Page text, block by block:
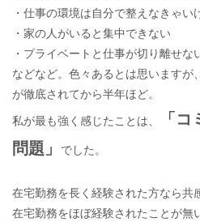
・仕事の環境は自分で整えなきゃい
・家の人がいると集中できない
・プライベートと仕事が切り離せな
などなど。色々あるとは思いますが
が徹底されてから半年ほど。
私が最も強く感じたことは、
「
問題」
でした。
在宅勤務を長く経験された方なら共
在宅勤務をほぼ経験されたことが無